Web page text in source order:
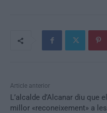
Article anterior
L’alcalde d’Alcanar diu que el
millor «reconeixement» a les